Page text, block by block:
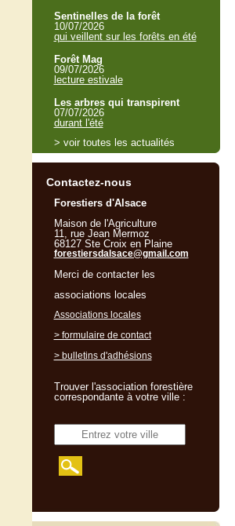
Sentinelles de la forêt
10/07/2026
qui veillent sur les forêts en été
Forêt Mag
09/07/2026
lecture estivale
Les arbres qui transpirent
07/07/2026
durant l'été
> voir toutes les actualités
Contactez-nous
Forestiers d'Alsace
Maison de l'Agriculture
11, rue Jean Mermoz
68127 Ste Croix en Plaine
forestiersdalsace@gmail.com
Merci de contacter les
associations locales
Associations locales
> formulaire de contact
> bulletins d'adhésions
Trouver l'association forestière
correspondante à votre ville :